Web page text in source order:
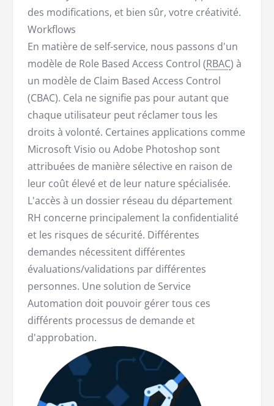
des modifications, et bien sûr, votre créativité.
Workflows
En matière de self-service, nous passons d'un
modèle de Role Based Access Control (RBAC) à
un modèle de Claim Based Access Control
(CBAC). Cela ne signifie pas pour autant que
chaque utilisateur peut réclamer tous les
droits à volonté. Certaines applications comme
Microsoft Visio ou Adobe Photoshop sont
attribuées de manière sélective en raison de
leur coût élevé et de leur nature spécialisée.
L'accès à un dossier réseau du département
RH concerne principalement la confidentialité
et les risques de sécurité. Différentes
demandes nécessitent différentes
évaluations/validations par différentes
personnes. Une solution de Service
Automation doit pouvoir gérer tous ces
différents processus de demande et
d'approbation.